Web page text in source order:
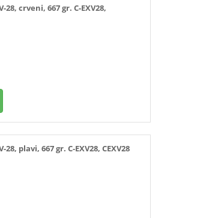
28, crveni, 667 gr. C-EXV28,
plavi, 667 gr. C-EXV28, CEXV28